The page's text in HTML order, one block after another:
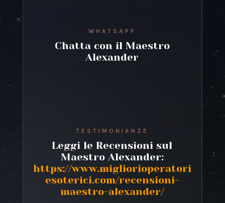
WHATSAPP
Chatta con il Maestro
Alexander
TESTIMONIANZE
Leggi le Recensioni sul
Maestro Alexander:
https://www.migliorioperatori
esoterici.com/recensioni-
maestro-alexander/